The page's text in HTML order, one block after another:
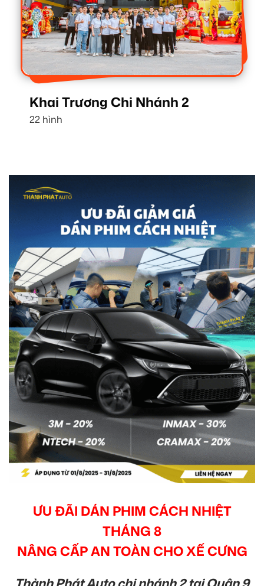
Khai Trương Chi Nhánh 2
22 hình
ƯU ĐÃI DÁN PHIM CÁCH NHIỆT
THÁNG 8
NÂNG CẤP AN TOÀN CHO XẾ CƯNG